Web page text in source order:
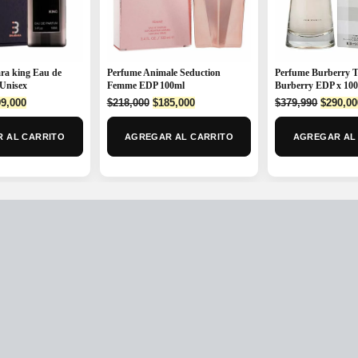
king Eau de
Current
price
AL CARRITO
Perfume Animale Seduction
Femme EDP 100ml
$218,000 Original
price
$185,000Current
price
AGREGAR AL CARRITO
Perfume Burberry
Burberry EDP x
$379,990
price
$
AGREGAR AL